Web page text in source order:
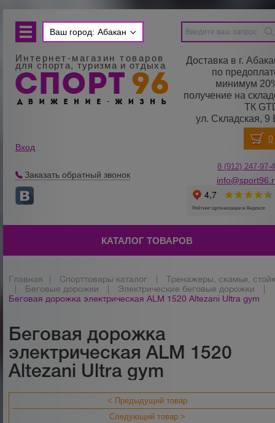
Ваш город: Абакан
Интернет-магазин товаров
для спорта, туризма и отдыха
Доставка в г.
по
минимум
получение на
ТК
ул. Складская, 9
Вход
Заказать обратный звонок
8 (912) 247-97-
КАТАЛОГ ТОВАРОВ
Главная Спорттовары каталог
Тренажеры, скамьи,
Беговые дорожки Электрические беговые дорожки
Беговая дорожка электрическая ALM 1520 Altezani Ultra gym
Беговая дорожка
электрическая ALM 1520
Altezani Ultra gym
< Предыдущий товар
Следующий товар >